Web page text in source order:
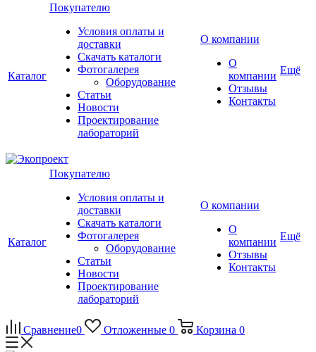
Каталог
Покупателю
Условия оплаты и
доставки
Скачать каталоги
Фотогалерея
Оборудование
Статьи
Новости
Проектирование
лабораторий
О компании
О
компании
Отзывы
Контакты
Ещё
Каталог
Покупателю
Условия оплаты и
доставки
Скачать каталоги
Фотогалерея
Оборудование
Статьи
Новости
Проектирование
лабораторий
О компании
О
компании
Отзывы
Контакты
Ещё
Сравнение0 Отложенные 0 Корзина 0